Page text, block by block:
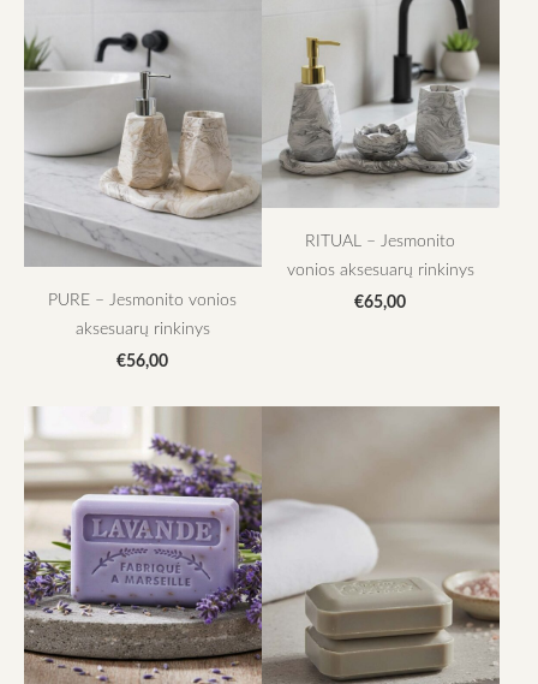
PURE – Jesmonito vonios
aksesuarų rinkinys
€56,00
RITUAL – Jesmonito
vonios aksesuarų rinkinys
€65,00